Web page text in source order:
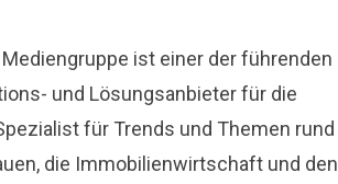
ist einer der führenden
und Lösungsanbieter für die
für Trends und Themen rund
die Immobilienwirtschaft und den